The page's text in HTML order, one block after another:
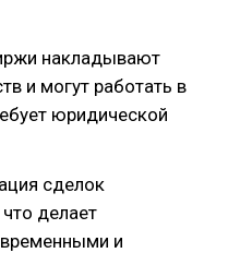
накладывают
и могут работать в
юридической
сделок
делает
и